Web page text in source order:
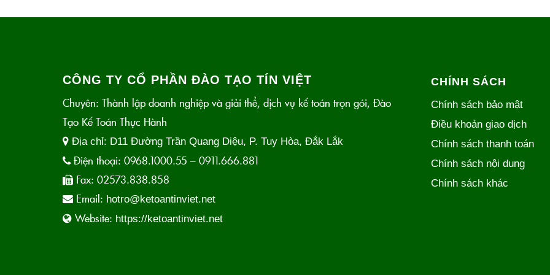
CÔNG TY CỔ PHẦN ĐÀO TẠO TÍN VIỆT
Chuyên: Thành lập doanh nghiệp và giải thể, dịch vụ kế toán trọn gói, Đào
Tạo Kế Toán Thực Hành
Địa chỉ: D11 Đường Trần Quang Diệu, P. Tuy Hòa, Đắk Lắk
Điện thoại: 0968.1000.55 – 0911.666.881
Fax: 02573.838.858
Email: hotro@ketoantinviet.net
Website: https://ketoantinviet.net
CHÍNH SÁCH
Chính sách bảo mật
Điều khoản giao dịch
Chính sách thanh toán
Chính sách nội dung
Chính sách khác